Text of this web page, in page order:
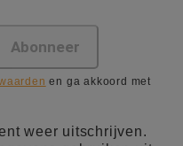
en ga akkoord met
weer uitschrijven.